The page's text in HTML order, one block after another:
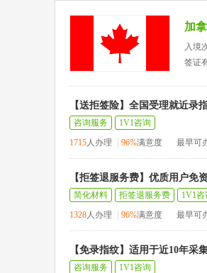
加
入境
签证
【送拒签险】全国受理就近录
咨询服务
1V1咨询
1715人办理 96%满意度 最早可
【拒签退服务费】优质用户免
简化材料
拒签退服务费
1V1咨
1328人办理 96%满意度 最早可
【免录指纹】适用于近10年采
咨询服务
1V1咨询